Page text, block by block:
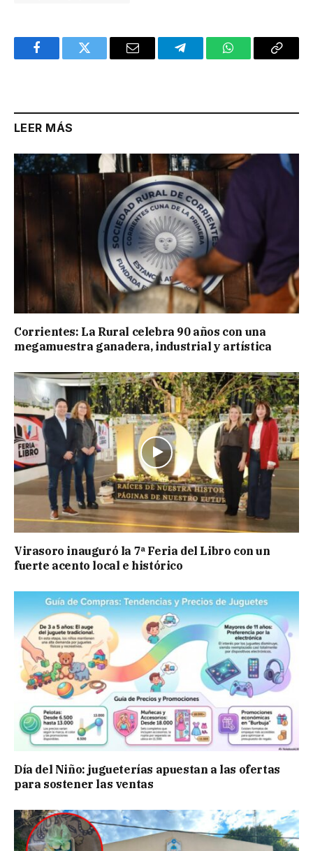
FacebookTwitter Email TelegramWhatsAppCopy
LEER MÁS
Corrientes: La Rural celebra 90 años con una
megamuestra ganadera, industrial y artística
Virasoro inauguró la 7ª Feria del Libro con un
fuerte acento local e histórico
Día del Niño: jugueterías apuestan a las ofertas
para sostener las ventas